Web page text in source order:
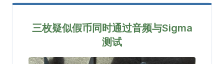
三枚疑似假币同时通过音频与Sigma
测试